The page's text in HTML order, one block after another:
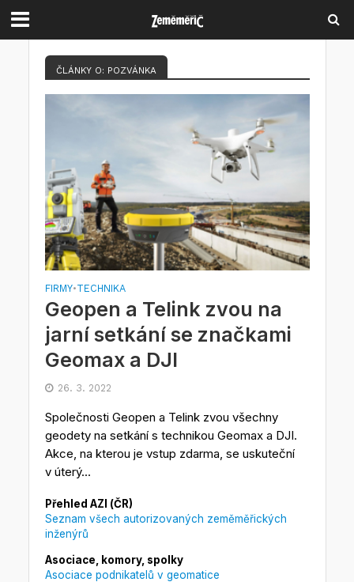
ČLÁNKY O: POZVÁNKA
FIRMY•TECHNIKA
Geopen a Telink zvou na
jarní setkání se značkami
Geomax a DJI
26. 3. 2022
Společnosti Geopen a Telink zvou všechny
geodety na setkání s technikou Geomax a DJI.
Akce, na kterou je vstup zdarma, se uskuteční
v úterý...
Přehled AZI (ČR)
Seznam všech autorizovaných zeměměřických
inženýrů
Asociace, komory, spolky
Asociace podnikatelů v geomatice